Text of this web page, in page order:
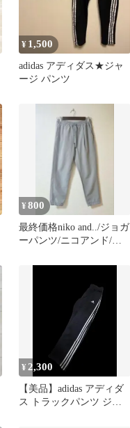
¥ 1,500
adidas アディダス★ジャ
ージ パンツ
¥800
最終価格niko and../ジョガ
ーパンツ/ニコアンド/ラ
¥2,300
【美品】adidas アディダ
ス トラックパンツ ジャ